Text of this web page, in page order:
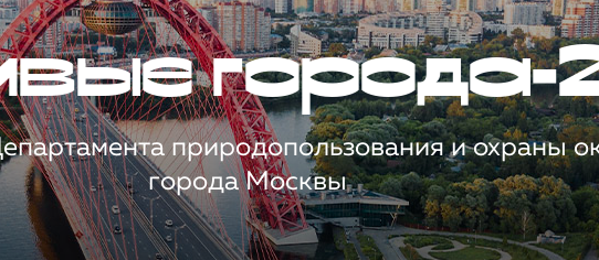
природопользования и охраны
города Москвы